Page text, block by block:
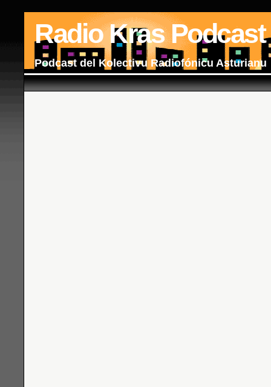
Radio Kras Podcast
Podcast del Kolectivu Radiofónicu Asturianu